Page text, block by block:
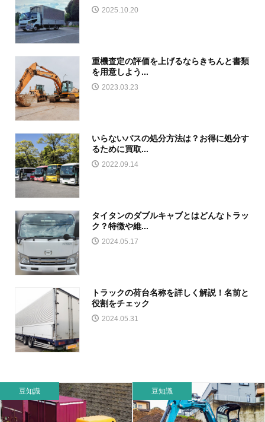
2025.10.20
重機査定の評価を上げるならきちんと書類
を用意しよう...
2023.03.23
いらないバスの処分方法は？お得に処分す
るために買取...
2022.09.14
タイタンのダブルキャブとはどんなトラッ
ク？特徴や維...
2024.05.17
トラックの荷台名称を詳しく解説！名前と
役割をチェック
2024.05.31
豆知識 豆知識